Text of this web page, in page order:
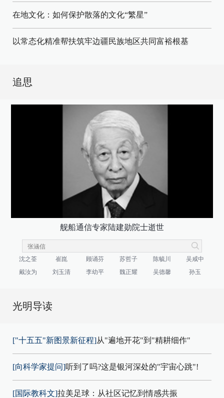
在地文化：如何保护散落的文化“繁星”
以常态化精准帮扶筑牢边疆民族地区共同富裕根基
追思
舰船通信专家陆建勋院士逝世
沈之荃 崔崑 顾诵芬 苏哲子 陈毓川
吴咸中
戴汝为
刘玉清 李幼平 魏正耀 吴德馨 孙玉
光明导读
["十五五"新图景新征程]从"遍地开花"到"精耕细作"
[向科学家提问]听到了吗?这是银河深处的"宇宙心跳"!
[国际教科文]拉美足球：从社区记忆到情感共振